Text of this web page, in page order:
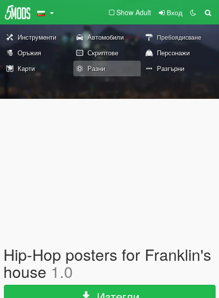
Show Adult Вход
Инструменти Автомобили Пребоядисване
Оръжия Скриптове
Персонажи
Карти
Разни Разгърни
Hip-Hop posters for Franklin's
house 1.0